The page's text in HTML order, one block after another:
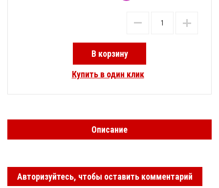
В корзину
Купить в один клик
Описание
Авторизуйтесь, чтобы оставить комментарий